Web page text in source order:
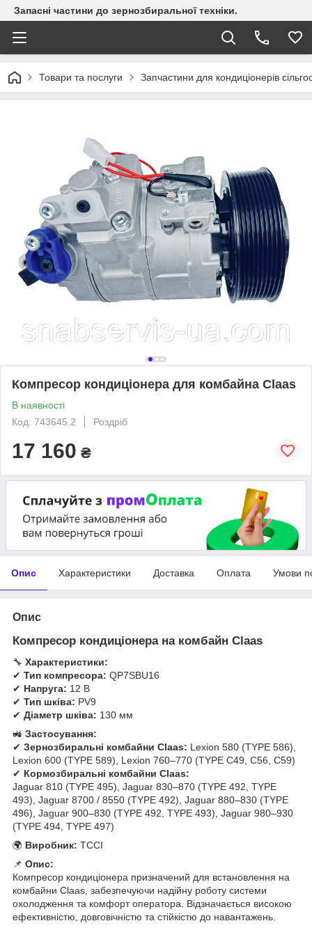
Запасні частини до зернозбиральної техніки.
Товари та послуги Запчастини для кондиціонерів
Компресор кондиціонера для комбайна Claas
В наявності
Код: 743645.2
Роздріб
17 160 ₴
Опис Характеристики Доставка Оплата Умови
Опис
Компресор кондиціонера на комбайн Claas
🔧 Характеристики:
✔ Тип компресора: QP7SBU16
✔ Напруга: 12 В
✔ Тип шківа: PV9
✔ Діаметр шківа: 130 мм
🚜 Застосування:
✔ Зернозбиральні комбайни Claas: Lexion 580 (TYPE 586),
Lexion 600 (TYPE 589), Lexion 760–770 (TYPE C49, C56, C59)
✔ Кормозбиральні комбайни Claas:
Jaguar 810 (TYPE 495), Jaguar 830–870 (TYPE 492, TYPE
493), Jaguar 8700 / 8550 (TYPE 492), Jaguar 880–830 (TYPE
496), Jaguar 900–830 (TYPE 492, TYPE 493), Jaguar 980–930
(TYPE 494, TYPE 497)
🌍 Виробник: TCCI
📌 Опис:
Компресор кондиціонера призначений для встановлення на
комбайни Claas, забезпечуючи надійну роботу системи
охолодження та комфорт оператора. Відзначається високою
ефективністю, довговічністю та стійкістю до навантажень.